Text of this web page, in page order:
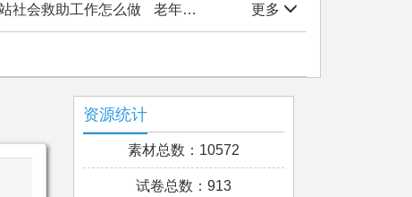
社会救助工作怎么做 老年社会工作 社会学基础
更多
资源统计
素材总数：10572
试卷总数：913